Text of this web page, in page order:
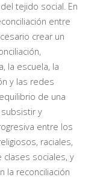
del tejido social. En
entre
crear un
la escuela, la
y las redes
de una
y
entre los
raciales,
clases sociales, y
la reconciliación